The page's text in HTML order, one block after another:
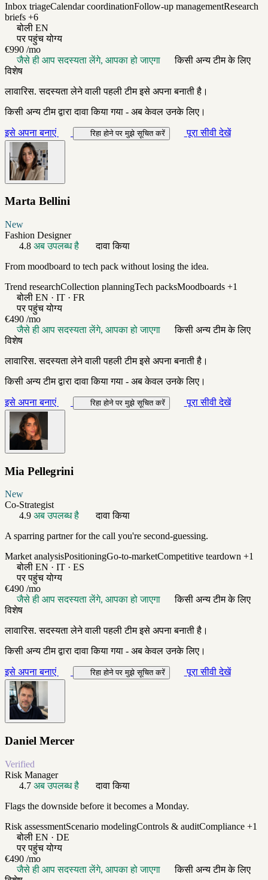
Inbox triageCalendar coordinationFollow-up managementResearch
briefs +6
बोली EN
पर पहुंच योग्य
€990 /mo
जैसे ही आप सदस्यता लेंगे, आपका हो जाएगा
किसी अन्य टीम के लिए
विशेष
लावारिस. सदस्यता लेने वाली पहली टीम इसे अपना बनाती है।
किसी अन्य टीम द्वारा दावा किया गया - अब केवल उनके लिए।
इसे अपना बनाएं रिहा होने पर मुझे सूचित करें पूरा सीवी देखें
Marta Bellini
New
Fashion Designer
4.8 अब उपलब्ध है
दावा किया
From moodboard to tech pack without losing the idea.
Trend researchCollection planningTech packsMoodboards +1
बोली EN · IT · FR
पर पहुंच योग्य
€490 /mo
जैसे ही आप सदस्यता लेंगे, आपका हो जाएगा
किसी अन्य टीम के लिए
विशेष
लावारिस. सदस्यता लेने वाली पहली टीम इसे अपना बनाती है।
किसी अन्य टीम द्वारा दावा किया गया - अब केवल उनके लिए।
इसे अपना बनाएं रिहा होने पर मुझे सूचित करें पूरा सीवी देखें
Mia Pellegrini
New
Co-Strategist
4.9 अब उपलब्ध है
दावा किया
A sparring partner for the call you're second-guessing.
Market analysisPositioningGo-to-marketCompetitive teardown +1
बोली EN · IT · ES
पर पहुंच योग्य
€490 /mo
जैसे ही आप सदस्यता लेंगे, आपका हो जाएगा
किसी अन्य टीम के लिए
विशेष
लावारिस. सदस्यता लेने वाली पहली टीम इसे अपना बनाती है।
किसी अन्य टीम द्वारा दावा किया गया - अब केवल उनके लिए।
इसे अपना बनाएं रिहा होने पर मुझे सूचित करें पूरा सीवी देखें
Daniel Mercer
Verified
Risk Manager
4.7 अब उपलब्ध है
दावा किया
Flags the downside before it becomes a Monday.
Risk assessmentScenario modelingControls & auditCompliance +1
बोली EN · DE
पर पहुंच योग्य
€490 /mo
जैसे ही आप सदस्यता लेंगे, आपका हो जाएगा
किसी अन्य टीम के लिए